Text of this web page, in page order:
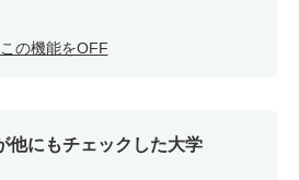
この機能をOFF
他にもチェックした大学